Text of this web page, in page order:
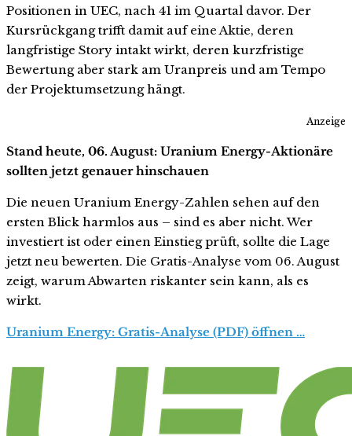
Positionen in UEC, nach 41 im Quartal davor. Der
Kursrückgang trifft damit auf eine Aktie, deren
langfristige Story intakt wirkt, deren kurzfristige
Bewertung aber stark am Uranpreis und am Tempo
der Projektumsetzung hängt.
Anzeige
Stand heute, 06. August: Uranium Energy-Aktionäre
sollten jetzt genauer hinschauen
Die neuen Uranium Energy-Zahlen sehen auf den
ersten Blick harmlos aus – sind es aber nicht. Wer
investiert ist oder einen Einstieg prüft, sollte die Lage
jetzt neu bewerten. Die Gratis-Analyse vom 06. August
zeigt, warum Abwarten riskanter sein kann, als es
wirkt.
Uranium Energy: Gratis-Analyse (PDF) öffnen …